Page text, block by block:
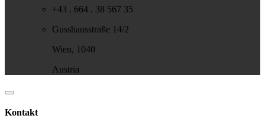
+43 . 664 . 38 567 35
Gusshausstraße 14/2
Wien, 1040
Austria
Kontakt